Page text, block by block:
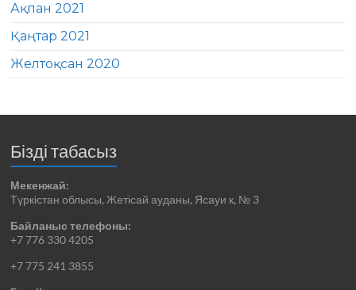
Ақпан 2021
Қаңтар 2021
Желтоқсан 2020
Бізді табасыз
Мекенжай:
Түркістан облысы, Жетісай ауданы, Ясауи к, № 3
Байланыс телефоны:
+7 776 330 4205
+7 775 241 3855